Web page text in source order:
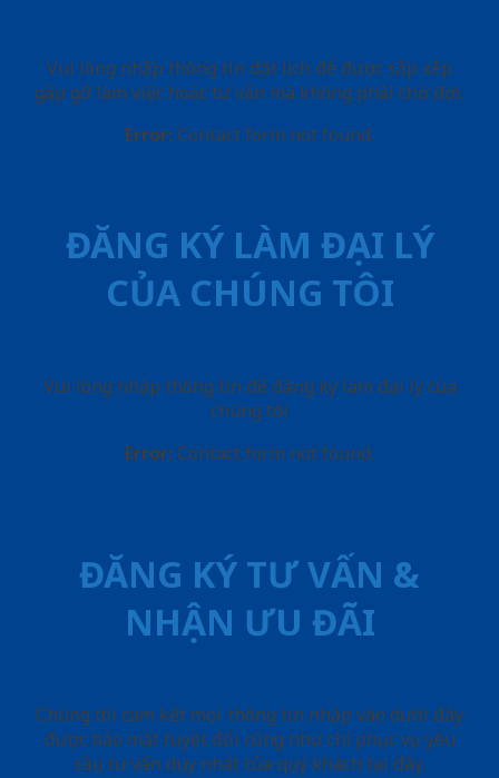
Vui lòng nhập thông tin đặt lịch để được sắp xếp
gặp gỡ làm việc hoăc tư vấn mà không phải chờ đợi.
Error: Contact form not found.
ĐĂNG KÝ LÀM ĐẠI LÝ
CỦA CHÚNG TÔI
Vui lòng nhập thông tin để đăng ký làm đại lý của
chúng tôi
Error: Contact form not found.
ĐĂNG KÝ TƯ VẤN &
NHẬN ƯU ĐÃI
Chúng tôi cam kết mọi thông tin nhập vào dưới đây
được bảo mật tuyệt đối cũng như chỉ phục vụ yêu
cầu tư vấn duy nhất của quý khách tại đây.